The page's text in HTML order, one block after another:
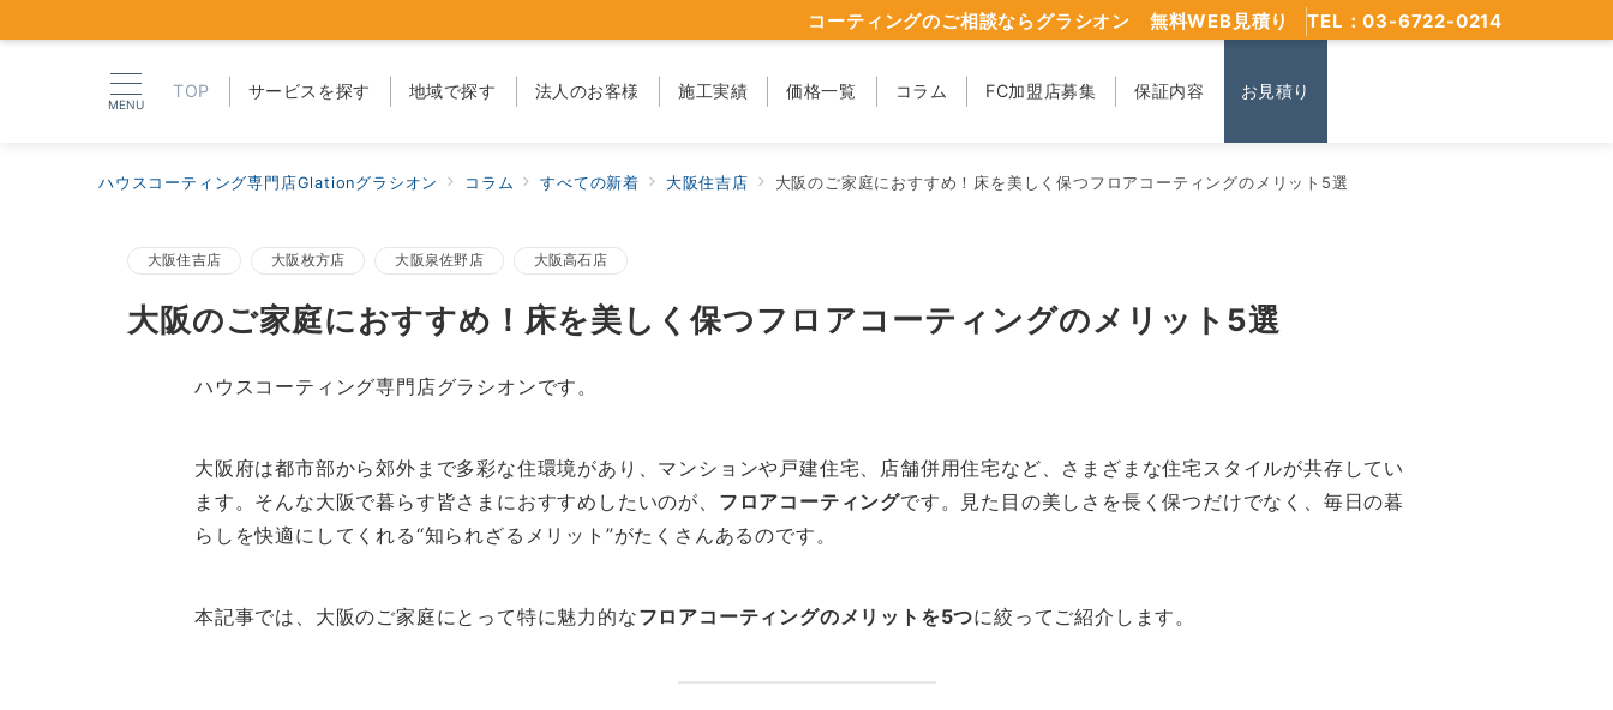
MENU
TOP サービスを探す 地域で探す 法人のお客様 施工実績 価格一覧 コラム FC加盟店募集 保証内容 お見積り
コーティングのご相談ならグラシオン 無料WEB見積り TEL：03-6722-0214
ハウスコーティング専門店Glationグラシオン コラム すべての新着 大阪住吉店 大阪のご家庭におすすめ！床を美しく保つフロアコーティングのメリット5選
大阪住吉店 大阪枚方店 大阪泉佐野店 大阪高石店
大阪のご家庭におすすめ！床を美しく保つフロアコーティングのメリット5選
ハウスコーティング専門店グラシオンです。
大阪府は都市部から郊外まで多彩な住環境があり、マンションや戸建住宅、店舗併用住宅など、さまざまな住宅スタイルが共存してい
ます。そんな大阪で暮らす皆さまにおすすめしたいのが、 フロアコーティングです。見た目の美しさを長く保つだけでなく、毎日の暮
らしを快適にしてくれる“知られざるメリット”がたくさんあるのです。
本記事では、大阪のご家庭にとって特に魅力的なフロアコーティングのメリットを5つに絞ってご紹介します。